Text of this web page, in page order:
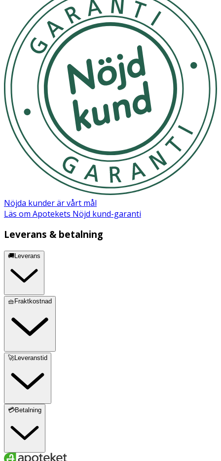
- Om det ändå inträffar ska du skölja noggrant med
vatten.
Förvaring
Förvaras i rumstemperatur utom räckhåll för små barn.
Innehåll
Water (Aqua), Azelaic Acid, Propylene Glycol, Hydroxyethyl
Acrylate/Sodium Acryloyldimethyl Taurate Copolymer,
Alpha-Arbutin, Hexylresorcinol, Potassium Azeloyl
Diglycinate, Polysorbate 20, Sodium Benzoate, Xanthan
Gum, Citric acid, Tetrasodium EDTA, Polysorbate 60,
Sorbitan Isostearate.
Nöjda kunder är vårt mål
Läs om Apotekets Nöjd kund-garanti
Leverans & betalning
🚚Leverans
🧺Fraktkostnad
🚀Leveranstid
💳Betalning